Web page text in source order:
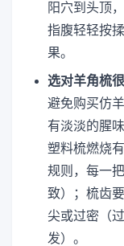
阳穴到头顶
指腹轻轻按
果。
选对羊角梳
避免购买仿
有淡淡的腥
塑料梳燃烧
规则，每一
致）；梳齿
尖或过密（
发）。